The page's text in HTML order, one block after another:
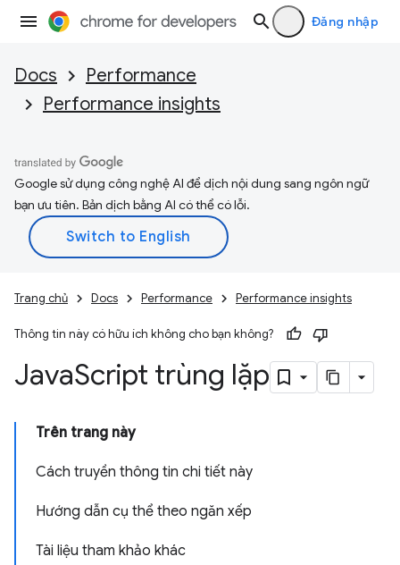
Đăng nhập
Docs
Performance
Performance insights
Google sử dụng công nghệ AI để dịch nội dung sang ngôn ngữ
bạn ưu tiên. Bản dịch bằng AI có thể có lỗi.
Trang chủ Docs Performance Performance insights
Thông tin này có hữu ích không cho bạn không?
JavaScript trùng lặp
Trên trang này
Cách truyền thông tin chi tiết này
Hướng dẫn cụ thể theo ngăn xếp
Tài liệu tham khảo khác